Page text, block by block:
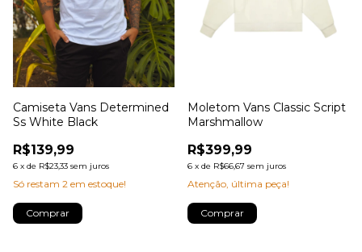
Camiseta Vans Determined
Ss White Black
R$139,99
6 x de R$23,33 sem juros
Só restam 2 em estoque!
Comprar
Moletom Vans Classic Script
Marshmallow
R$399,99
6 x de R$66,67 sem juros
Atenção, última peça!
Comprar